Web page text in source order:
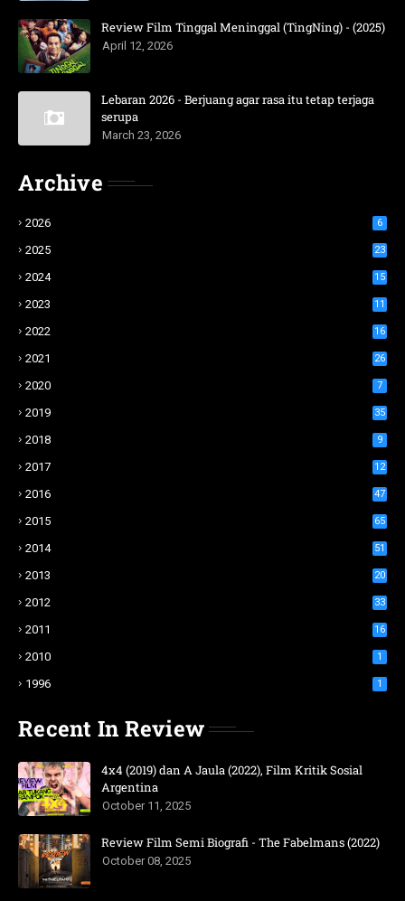
Review Film Tinggal Meninggal (TingNing) - (2025)
April 12, 2026
Lebaran 2026 - Berjuang agar rasa itu tetap terjaga
serupa
March 23, 2026
Archive
2026 6
2025 23
2024 15
2023 11
2022 16
2021 26
2020 7
2019 35
2018 9
2017 12
2016 47
2015 65
2014 51
2013 20
2012 33
2011 16
2010 1
1996 1
Recent In Review
4x4 (2019) dan A Jaula (2022), Film Kritik Sosial
Argentina
October 11, 2025
Review Film Semi Biografi - The Fabelmans (2022)
October 08, 2025